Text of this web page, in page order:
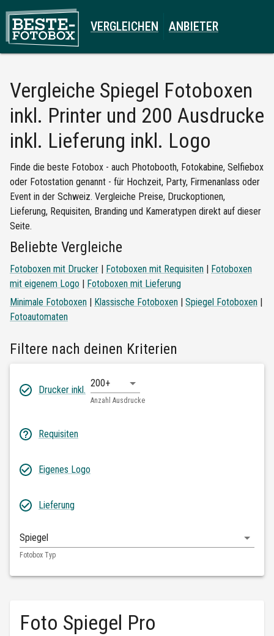
VERGLEICHEN ANBIETER
Vergleiche Spiegel Fotoboxen
inkl. Printer und 200 Ausdrucke
inkl. Lieferung inkl. Logo
Finde die beste Fotobox - auch Photobooth, Fotokabine, Selfiebox
oder Fotostation genannt - für Hochzeit, Party, Firmenanlass oder
Event in der Schweiz. Vergleiche Preise, Druckoptionen,
Lieferung, Requisiten, Branding und Kameratypen direkt auf dieser
Seite.
Beliebte Vergleiche
Fotoboxen mit Drucker Fotoboxen mit Requisiten
Fotoboxen
mit eigenem Logo
Fotoboxen mit Lieferung
Minimale Fotoboxen | Klassische Fotoboxen | Spiegel Fotoboxen |
Fotoautomaten
Filtere nach deinen Kriterien
Drucker inkl.
200+
Anzahl Ausdrucke
Requisiten
Eigenes Logo
Lieferung
Spiegel
Fotobox Typ
Foto Spiegel Pro